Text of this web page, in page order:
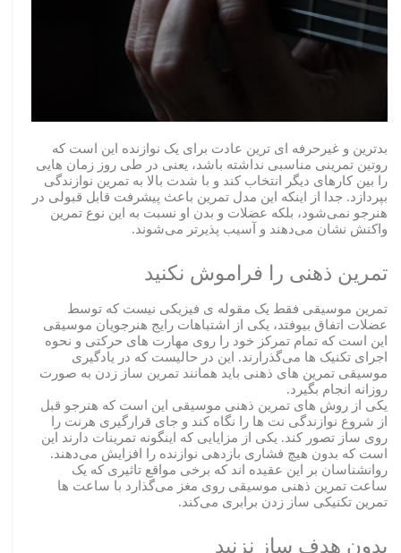
بدترین و غیرحرفه ای ترین عادت برای یک نوازنده این است که
روتین تمرینی مناسبی نداشته باشد، یعنی در طی روز زمان هایی
را بین کارهای دیگر انتخاب کند و با شدت بالا به تمرین نوازندگی
بپردازد. جدا از اینکه این مدل تمرین باعث پیشرفت قابل قبولی در
هنرجو نمی‌شود، بلکه عضلات و بدن او نسبت به این نوع تمرین
واکنش نشان می‌دهند و آسیب پذیرتر می‌شوند.
تمرین ذهنی را فراموش نکنید
تمرین موسیقی فقط یک مقوله ی فیزیکی نیست که توسط
عضلات اتفاق بیوفتد، یکی از اشتباهات رایج هنرجویان موسیقی
این است که تمام تمرکز خود را روی مهارت های حرکتی و نحوه
اجرای تکنیک ها می‌گذرارند. این در حالیست که در یادگیری
موسیقی تمرین های ذهنی باید همانند تمرین ساز زدن به صورت
روزانه انجام بگیرد.
یکی از روش های تمرین ذهنی موسیقی این است که هنرجو قبل
از شروع نوازندگی نت ها را نگاه کند و جای قرارگیری هرنت را
روی ساز تصور کند. یکی از مزایایی که اینگونه تمرینات دارند این
است که بدون هیچ فشاری بازدهی نوازنده را افزایش می‌دهند.
روانشناسان بر این عقیده اند که برخی مواقع تاثیری که یک
ساعت تمرین ذهنی موسیقی روی مغز می‌گذارد با ساعت ها
تمرین تکنیکی ساز زدن برابری می‌کند.
بدون هدف ساز نزنید